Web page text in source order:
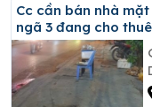
Cc cần bán nhà mặt tiền trục chính đa cấu ngay góc
ngã 3 đang cho